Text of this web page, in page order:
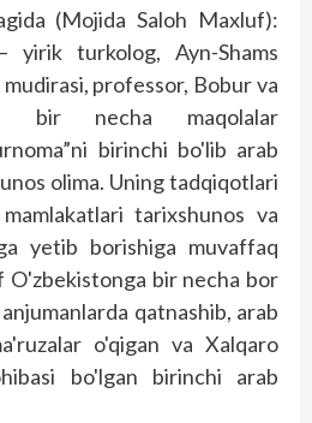
(Mojida Saloh Maxluf):
turkolog, Ayn-Shams
professor, Bobur va
bir necha maqolalar
birinchi bo'lib arab
olima. Uning tadqiqotlari
tarixshunos va
yetib borishiga muvaffaq
O'zbekistonga bir necha bor
qatnashib, arab
o'qigan va Xalqaro
bo'lgan birinchi arab